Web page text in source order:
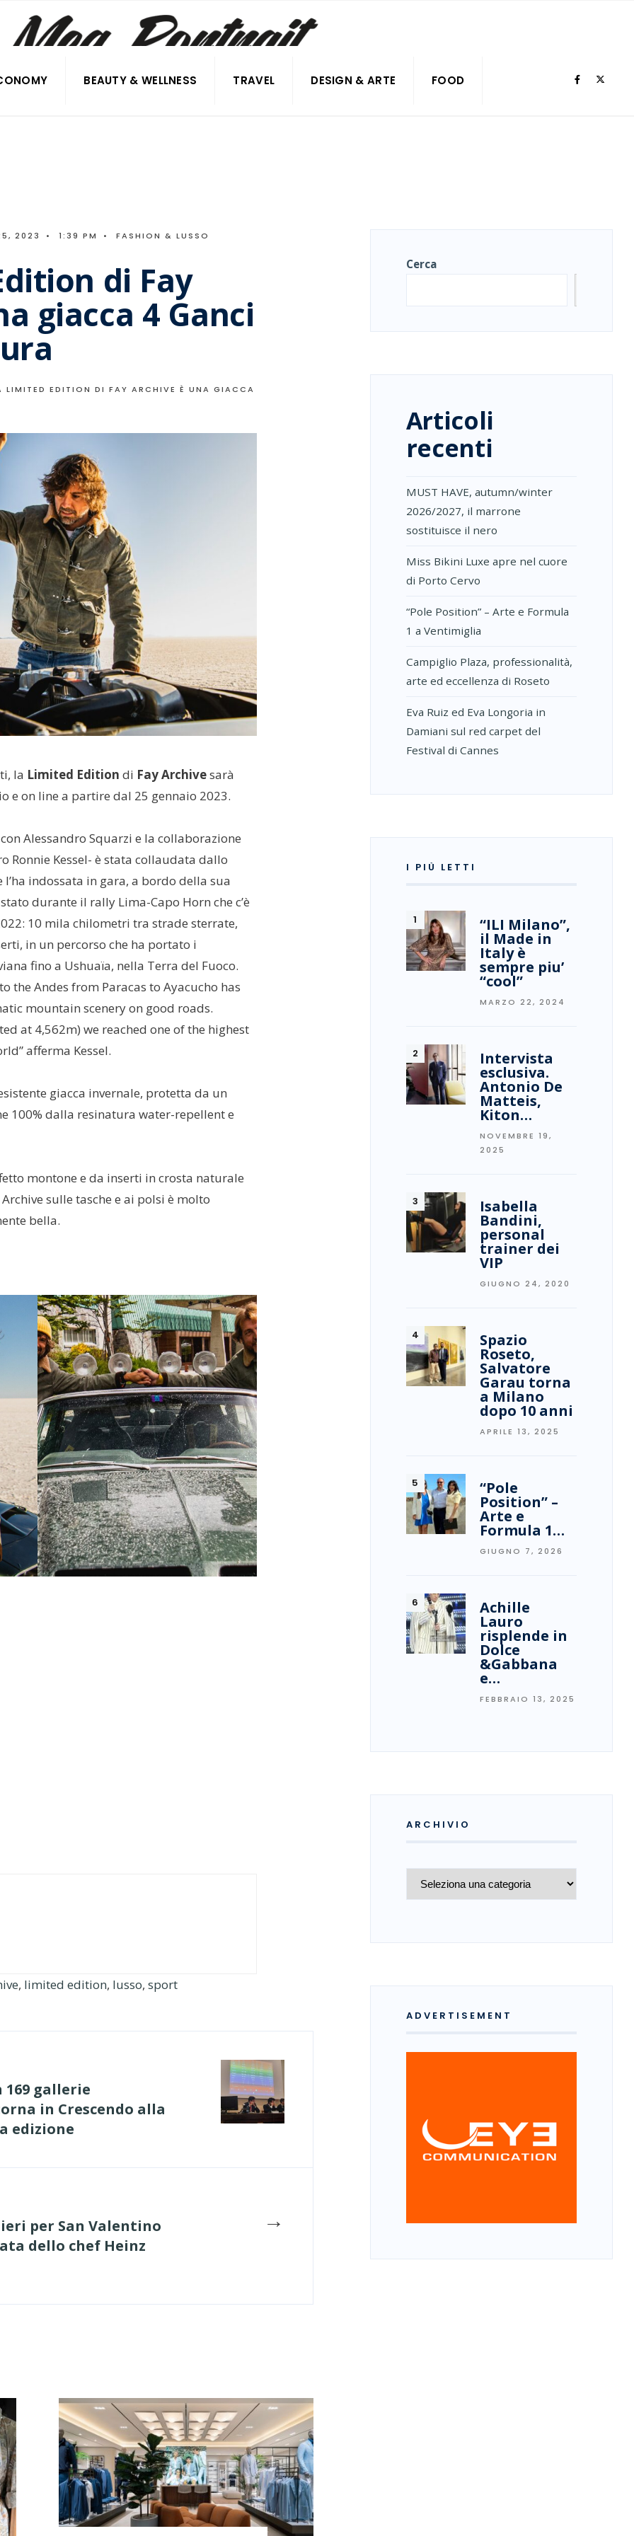
BEAUTY & WELLNESS TRAVEL DESIGN & ARTE FOOD
2023 • 1:39 PM • FASHION & LUSSO
di Fay
giacca 4 Ganci
LIMITED EDITION DI FAY ARCHIVE È UNA GIACCA
la Limited Edition di Fay Archivesarà
e on line a partire dal 25 gennaio 2023.
Alessandro Squarzi e la collaborazione
Ronnie Kessel- è stata collaudata dallo
l’ha indossata in gara, a bordo della sua
durante il rally Lima-Capo Horn che c’è
10 mila chilometri tra strade sterrate,
in un percorso che ha portato i
fino a Ushuaïa, nella Terra del Fuoco.
the Andes from Paracas to Ayacucho has
mountain scenery on good roads.
at 4,562m) we reached one of the highest
afferma Kessel.
giacca invernale, protetta da un
100% dalla resinatura water-repellent e
montone e da inserti in crosta naturale
sulle tasche e ai polsi è molto
bella.
, limited edition, lusso, sport
169 gallerie
in Crescendo alla
edizione
→
per San Valentino
dello chef Heinz
Cerca
Articoli
recenti
MUST HAVE, autumn/winter
2026/2027, il marrone
sostituisce il nero
Miss Bikini Luxe apre nel cuore
di Porto Cervo
“Pole Position” – Arte e Formula
1 a Ventimiglia
Campiglio Plaza, professionalità,
arte ed eccellenza di Roseto
Eva Ruiz ed Eva Longoria in
Damiani sul red carpet del
Festival di Cannes
I PIÙ LETTI
“ILI Milano”,
il Made in
Italy è
sempre piu’
“cool”
MARZO 22, 2024
Intervista
esclusiva.
Antonio De
Matteis,
Kiton…
NOVEMBRE 19,
2025
Isabella
Bandini,
personal
trainer dei
VIP
GIUGNO 24, 2020
Spazio
Roseto,
Salvatore
Garau torna
a Milano
dopo 10 anni
APRILE 13, 2025
“Pole
Position” –
Arte e
Formula 1…
GIUGNO 7, 2026
Achille
Lauro
risplende in
Dolce
&Gabbana
e…
FEBBRAIO 13, 2025
ARCHIVIO
Archivio
ADVERTISEMENT